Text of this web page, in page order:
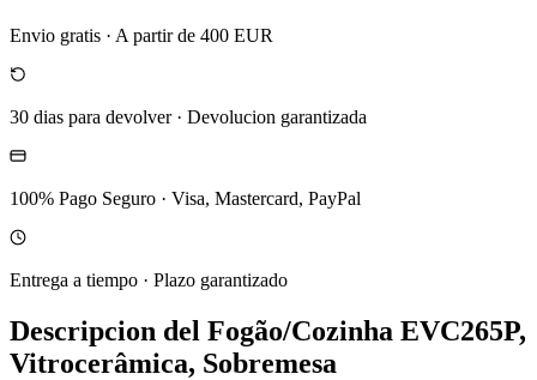
Envio gratis · A partir de 400 EUR
30 dias para devolver· Devolucion garantizada
100% Pago Seguro · Visa, Mastercard, PayPal
Entrega a tiempo · Plazo garantizado
Descripcion del Fogão/Cozinha EVC265P,
Vitrocerâmica, Sobremesa